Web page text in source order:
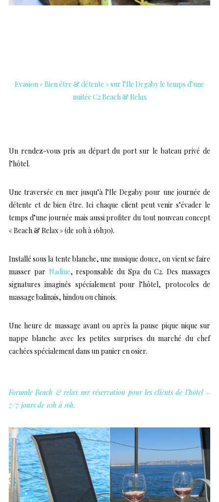
Evasion « Bien être & détente » sur l’Ile Degaby le temps d’une
nuitée C2 Beach & Relax
Un rendez-vous pris au départ du port sur le bateau privé de
l’hôtel.
Une traversée en mer jusqu’à l’Ile Degaby pour une journée de
détente et de bien être. Ici chaque client peut venir s’évader le
temps d’une journée mais aussi profiter du tout nouveau concept
« Beach & Relax » (de 10h à 16h30).
Installé sous la tente blanche, une musique douce, on vient se faire
masser par Nadine, responsable du Spa du C2. Des massages
signatures imaginés spécialement pour l’hôtel, protocoles de
massage balinais, hindou ou chinois.
Une heure de massage avant ou après la pause pique nique sur
nappe blanche avec les petites surprises du marché du chef
cachées spécialement dans un panier en osier.
Formule Beach & relax sur réservation pour les clients de l’hôtel –
7/7 jours de 10h à 16h.